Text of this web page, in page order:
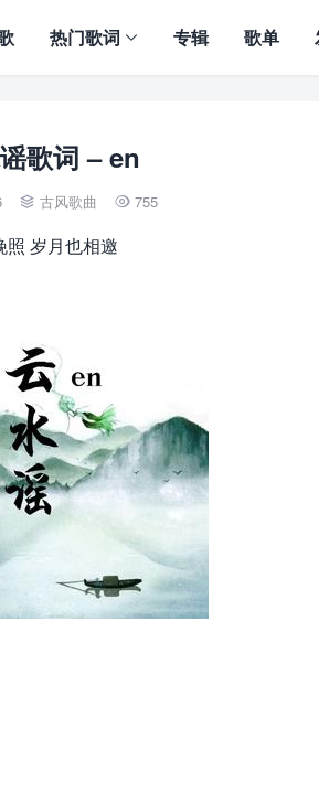
热门歌词 专辑 歌单
歌词 – en
 古风歌曲  755
照 岁月也相邀